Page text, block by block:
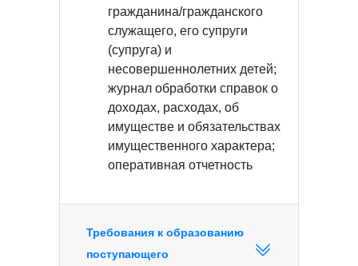
гражданина/гражданского
служащего, его супруги
(супруга) и
несовершеннолетних детей;
журнал обработки справок о
доходах, расходах, об
имуществе и обязательствах
имущественного характера;
оперативная отчетность
Требования к образованию
поступающего